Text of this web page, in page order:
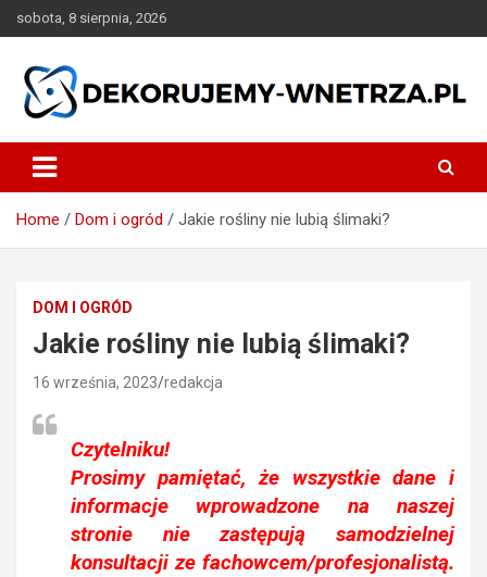
to
sobota, 8 sierpnia, 2026
dekorujemy-wnetrza.pl
Home Dom i ogród Jakie rośliny nie lubią ślimaki?
DOM I OGRÓD
Jakie rośliny nie lubią ślimaki?
16 września, 2023 redakcja
Czytelniku!
Prosimy pamiętać, że wszystkie dane i
informacje wprowadzone na naszej
stronie nie zastępują samodzielnej
konsultacji ze fachowcem/profesjonalistą.